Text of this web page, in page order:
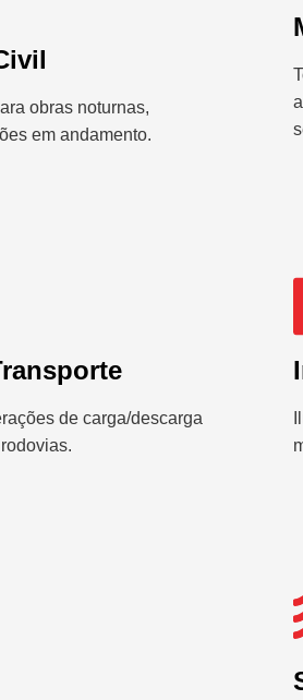
obras noturnas,
em andamento.
de carga/descarga